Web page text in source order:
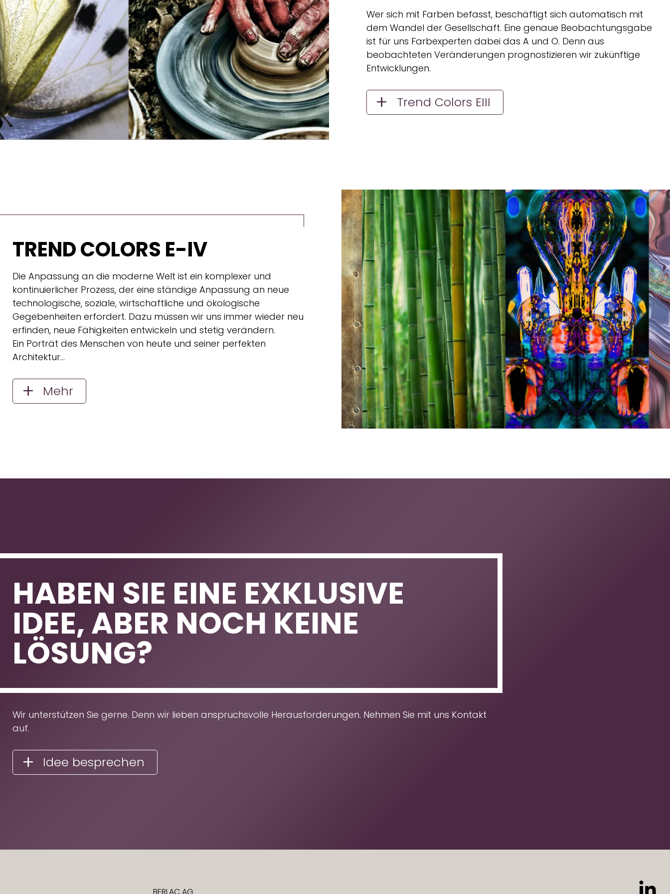
Wer sich mit Farben befasst, beschäftigt sich automatisch mit
dem Wandel der Gesellschaft. Eine genaue Beobachtungsgabe
ist für uns Farbexperten dabei das A und O. Denn aus
beobachteten Veränderungen prognostizieren wir zukünftige
Entwicklungen.
Trend Colors EIII
TREND COLORS E-IV
Die Anpassung an die moderne Welt ist ein komplexer und
kontinuierlicher Prozess, der eine ständige Anpassung an neue
technologische, soziale, wirtschaftliche und ökologische
Gegebenheiten erfordert. Dazu müssen wir uns immer wieder neu
erfinden, neue Fähigkeiten entwickeln und stetig verändern.
Ein Porträt des Menschen von heute und seiner perfekten
Architektur…
Mehr
HABEN SIE EINE EXKLUSIVE
IDEE, ABER NOCH KEINE
LÖSUNG?
Wir unterstützen Sie gerne. Denn wir lieben anspruchsvolle Herausforderungen. Nehmen Sie mit uns Kontakt
auf.
Idee besprechen
BERLAC AG